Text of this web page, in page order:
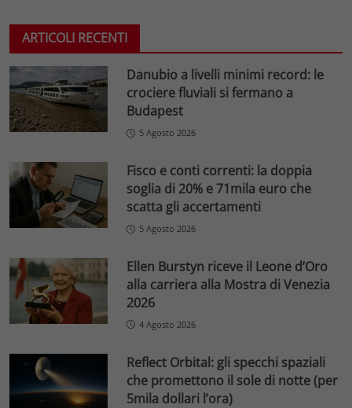
ARTICOLI RECENTI
Danubio a livelli minimi record: le
crociere fluviali si fermano a
Budapest
5 Agosto 2026
Fisco e conti correnti: la doppia
soglia di 20% e 71mila euro che
scatta gli accertamenti
5 Agosto 2026
Ellen Burstyn riceve il Leone d’Oro
alla carriera alla Mostra di Venezia
2026
4 Agosto 2026
Reflect Orbital: gli specchi spaziali
che promettono il sole di notte (per
5mila dollari l’ora)